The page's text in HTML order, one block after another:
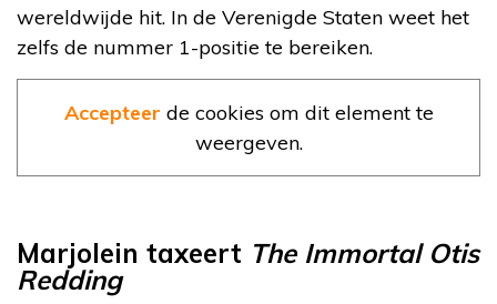
wereldwijde hit. In de Verenigde Staten weet het
zelfs de nummer 1-positie te bereiken.
Accepteer de cookies om dit element te
weergeven.
Marjolein taxeert The Immortal Otis
Redding